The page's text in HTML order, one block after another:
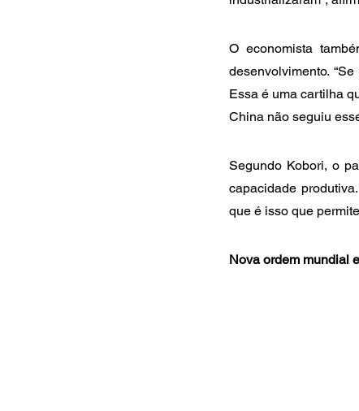
O economista
desenvolvimento.
Essa é uma cartilha
China não seguiu
Segundo Kobori, o
capacidade
que é isso que
Nova ordem mundial